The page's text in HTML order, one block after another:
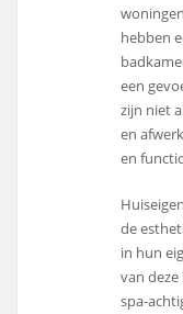
hebben
een
zijn niet
en
en
de
in hun
van
spa-